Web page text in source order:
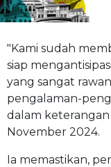
"Kami sudah
siap
yang sangat
pengalaman-
dalam keterangan
November 2024.
Ia memastikan,